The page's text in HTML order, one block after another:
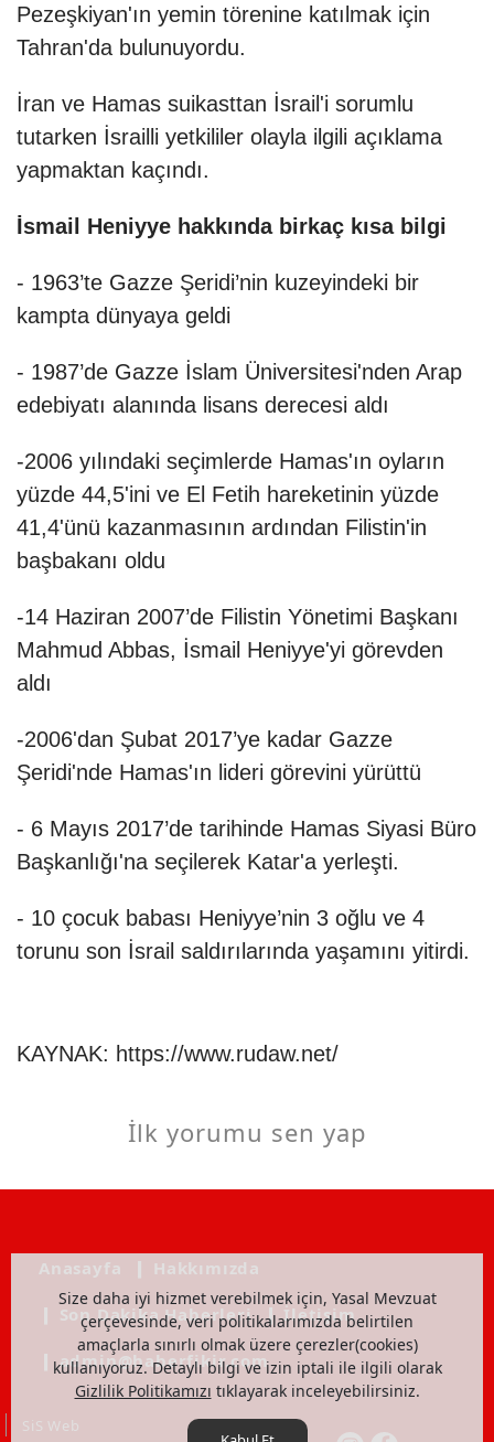
Pezeşkiyan'ın yemin törenine katılmak için
Tahran'da bulunuyordu.
İran ve Hamas suikasttan İsrail'i sorumlu
tutarken İsrailli yetkililer olayla ilgili açıklama
yapmaktan kaçındı.
İsmail Heniyye hakkında birkaç kısa bilgi
- 1963’te Gazze Şeridi’nin kuzeyindeki bir
kampta dünyaya geldi
- 1987’de Gazze İslam Üniversitesi'nden Arap
edebiyatı alanında lisans derecesi aldı
-2006 yılındaki seçimlerde Hamas'ın oyların
yüzde 44,5'ini ve El Fetih hareketinin yüzde
41,4'ünü kazanmasının ardından Filistin'in
başbakanı oldu
-14 Haziran 2007’de Filistin Yönetimi Başkanı
Mahmud Abbas, İsmail Heniyye'yi görevden
aldı
-2006'dan Şubat 2017’ye kadar Gazze
Şeridi'nde Hamas'ın lideri görevini yürüttü
- 6 Mayıs 2017’de tarihinde Hamas Siyasi Büro
Başkanlığı'na seçilerek Katar'a yerleşti.
- 10 çocuk babası Heniyye’nin 3 oğlu ve 4
torunu son İsrail saldırılarında yaşamını yitirdi.
KAYNAK: https://www.rudaw.net/
İlk yorumu sen yap
Size daha iyi hizmet verebilmek için, Yasal Mevzuat
çerçevesinde, veri politikalarımızda belirtilen
amaçlarla sınırlı olmak üzere çerezler(cookies)
kullanıyoruz. Detaylı bilgi ve izin iptali ile ilgili olarak
Gizlilik Politikamızı tıklayarak inceleyebilirsiniz.
Anasayfa ❙ Hakkımızda
❙ Son Dakika Haberleri ❙ İletişim
❙ admin@haberfikir.com
SiS Web